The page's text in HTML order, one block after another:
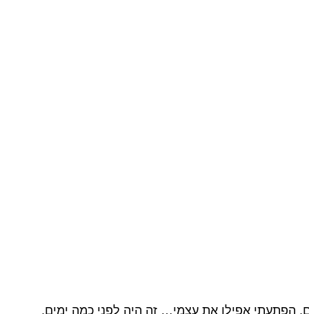
הפתעתי אפילו את עצמי… זה היה לפני כמה ימים.